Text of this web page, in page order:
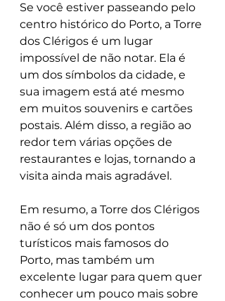
Se você estiver passeando pelo
centro histórico do Porto, a Torre
dos Clérigos é um lugar
impossível de não notar. Ela é
um dos símbolos da cidade, e
sua imagem está até mesmo
em muitos souvenirs e cartões
postais. Além disso, a região ao
redor tem várias opções de
restaurantes e lojas, tornando a
visita ainda mais agradável.
Em resumo, a Torre dos Clérigos
não é só um dos pontos
turísticos mais famosos do
Porto, mas também um
excelente lugar para quem quer
conhecer um pouco mais sobre